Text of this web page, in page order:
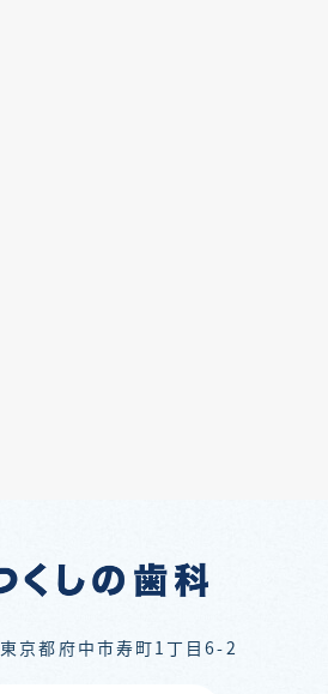
東京都府中市寿町1丁目6-2